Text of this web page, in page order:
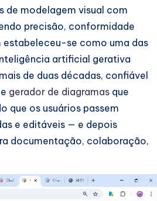
de modelagem visual com
precisão, conformidade
estabeleceu-se como uma das
artificial gerativa
de duas décadas, confiável
e gerador de diagramas que
que os usuários passem
e editáveis — e depois
documentação, colaboração,